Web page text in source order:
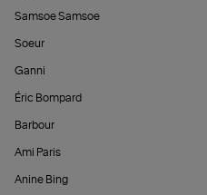
Samsoe Samsoe
Soeur
Ganni
Éric Bompard
Barbour
Ami Paris
Anine Bing